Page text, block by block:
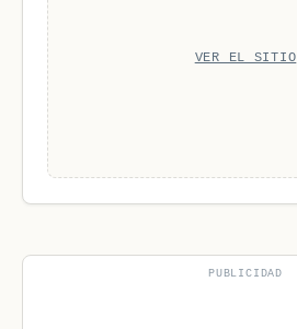
VER EL SITIO
PUBLICIDAD